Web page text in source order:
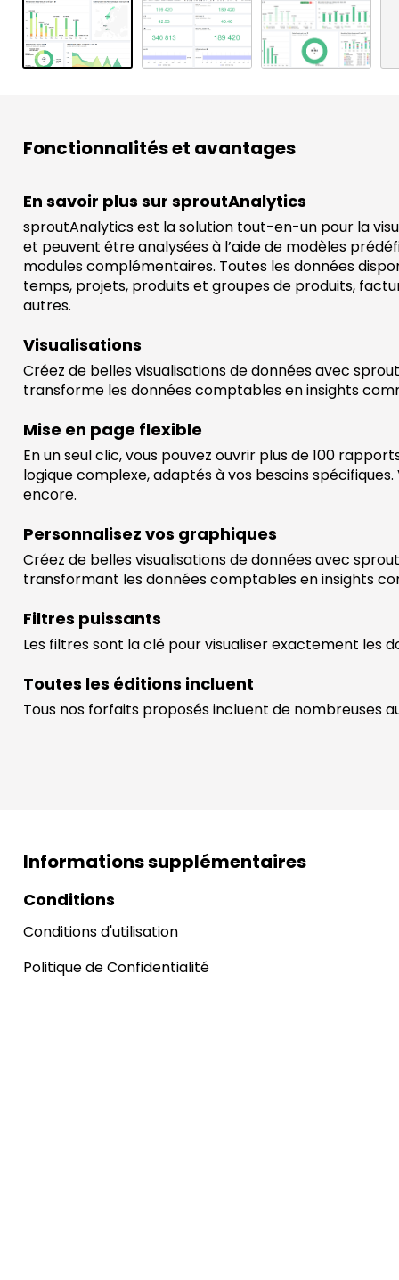
s
Fonctionnalités et avantages
En savoir plus sur sproutAnalytics
sproutAnalytics est la solution tout-en-un pour la
et peuvent être analysées à l’aide de modèles
modules complémentaires. Toutes les données
temps, projets, produits et groupes de produits,
autres.
Visualisations
Créez de belles visualisations de données avec
transforme les données comptables en insights
Mise en page flexible
En un seul clic, vous pouvez ouvrir plus de 100
logique complexe, adaptés à vos besoins
encore.
Personnalisez vos graphiques
Créez de belles visualisations de données avec
transformant les données comptables en insights
Filtres puissants
Les filtres sont la clé pour visualiser exactement les
Toutes les éditions incluent
Tous nos forfaits proposés incluent de nombreuses
Informations supplémentaires
Conditions
Conditions d'utilisation
Politique de Confidentialité